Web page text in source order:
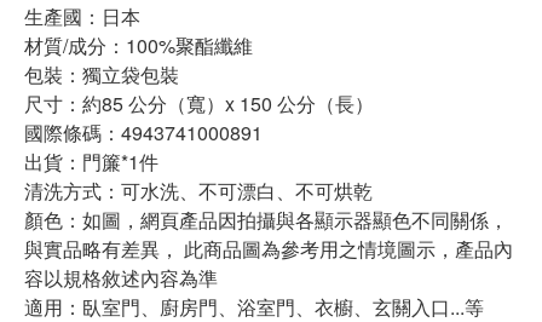
生產國：日本
材質/成分：100%聚酯纖維
包裝：獨立袋包裝
尺寸：約85 公分（寬）x 150 公分（長）
國際條碼：4943741000891
出貨：門簾*1件
清洗方式：可水洗、不可漂白、不可烘乾
顏色：如圖，網頁產品因拍攝與各顯示器顯色不同關係，
與實品略有差異， 此商品圖為參考用之情境圖示，產品內
容以規格敘述內容為準
適用：臥室門、廚房門、浴室門、衣櫥、玄關入口...等